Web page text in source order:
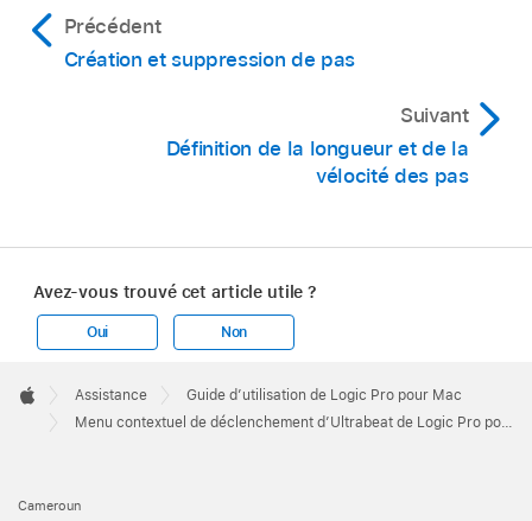
Précédent
Création et suppression de pas
Suivant
Définition de la longueur et de la
vélocité des pas
Avez-vous trouvé cet article utile ?
Oui Non
Footer

Apple
Assistance
Guide d’utilisation de Logic Pro pour Mac
Menu contextuel de déclenchement d’Ultrabeat de Logic Pro pour Mac
Cameroun